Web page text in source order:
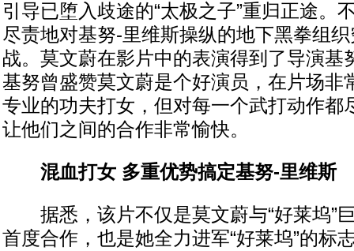
引导已堕入歧途的“太极之子”重归正途。
尽责地对基努-里维斯操纵的地下黑拳组
战。莫文蔚在影片中的表演得到了导演基
基努曾盛赞莫文蔚是个好演员，在片场非
专业的功夫打女，但对每一个武打动作都
让他们之间的合作非常愉快。
混血打女 多重优势搞定基努-里维斯
据悉，该片不仅是莫文蔚与“好莱坞”
首度合作，也是她全力进军“好莱坞”的标